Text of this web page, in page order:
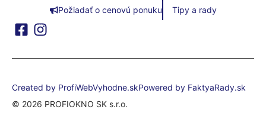
Požiadať o cenovú ponuku
Tipy a rady
© 2026 PROFIOKNO SK s.r.o.
Created by ProfiWebVyhodne.skPowered by FaktyaRady.sk